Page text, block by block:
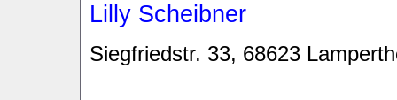
Lilly Scheibner
Siegfriedstr. 33, 68623